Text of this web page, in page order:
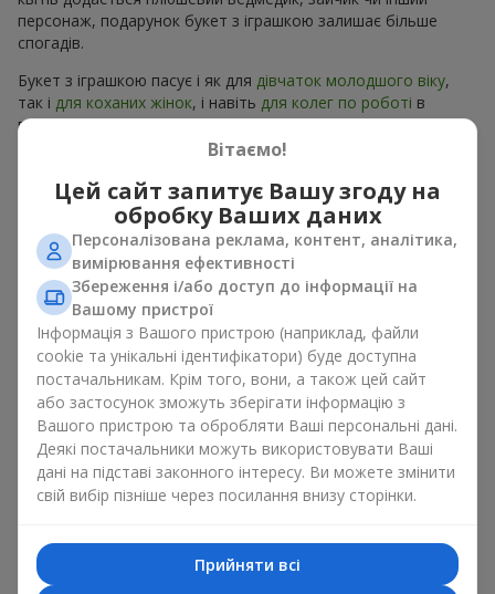
персонаж, подарунок букет з іграшкою залишає більше
спогадів.
Букет з іграшкою пасує і як для дівчаток молодшого віку,
так і для коханих жінок, і навіть для колег по роботі в
певних випадках. Такий подарунок букет з іграшкою
підкреслює щиру турботу, затишок та бажання зробити
пропозиції на будь-який смак та бюджет, щоб зробити
подарунок в м. Пряжів незабутнім.
Як м’яка іграшка підкреслює
емоції разом із квітами
Букет з іграшкою — універсальне і завжди влучне рішення.
Таке поєднання подвоює емоції та дає можливість
оновлювати їх в пам’яті, кожен раз, коли плюшевий
приятель потрапляє у поле зору Разом букет з іграшкою
працюють ідеально. Квіти та іграшка створюють баланс між
красою і ніжністю, а ще залишають приємний подарунок на
довгі роки.
відмінний спосіб лишити спогад про того, хто подарував
цей букет з іграшкою.
Вітаємо!
Цей сайт запитує Вашу згоду на
обробку Ваших даних
Персоналізована реклама, контент, аналітика,
вимірювання ефективності
Збереження і/або доступ до інформації на
Вашому пристрої
Інформація з Вашого пристрою (наприклад, файли
cookie та унікальні ідентифікатори) буде доступна
постачальникам. Крім того, вони, а також цей сайт
або застосунок зможуть зберігати інформацію з
Вашого пристрою та обробляти Ваші персональні дані.
Деякі постачальники можуть використовувати Ваші
дані на підставі законного інтересу. Ви можете змінити
свій вибір пізніше через посилання внизу сторінки.
Прийняти всі